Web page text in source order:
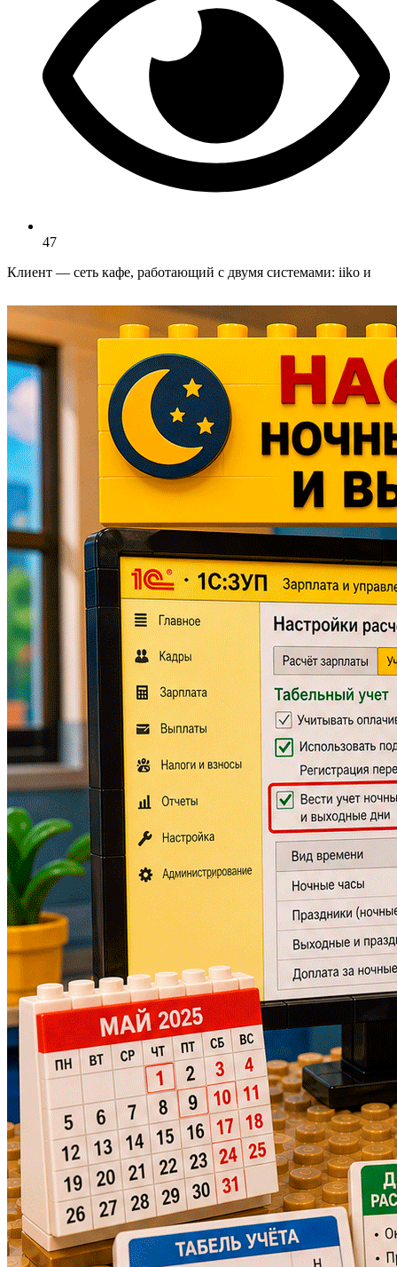
47
Клиент — сеть кафе, работающий с двумя системами: iiko и